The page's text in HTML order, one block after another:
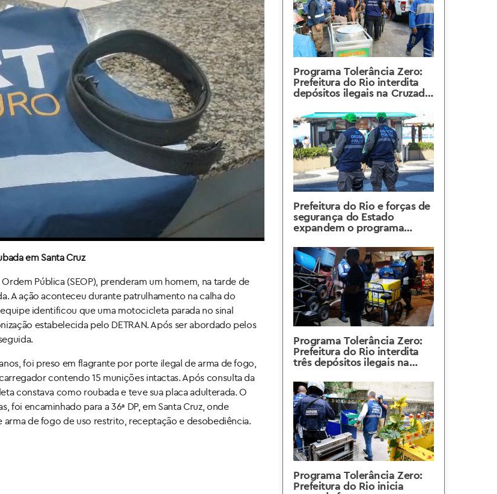
em Santa Cruz
Pública (SEOP), prenderam um homem, na tarde de
A ação aconteceu durante patrulhamento na calha do
identificou que uma motocicleta parada no sinal
estabelecida pelo DETRAN. Após ser abordado pelos
foi preso em flagrante por porte ilegal de arma de fogo,
contendo 15 munições intactas. Após consulta da
constava como roubada e teve sua placa adulterada. O
encaminhado para a 36ª DP, em Santa Cruz, onde
de fogo de uso restrito, receptação e desobediência.
Programa Tolerância Zero:
Prefeitura do Rio interdita
depósitos ilegais na Cruzada
Prefeitura do Rio e forças de
segurança do Estado
expandem o programa
Programa Tolerância Zero:
Prefeitura do Rio interdita
três depósitos ilegais na
Programa Tolerância Zero:
Prefeitura do Rio inicia